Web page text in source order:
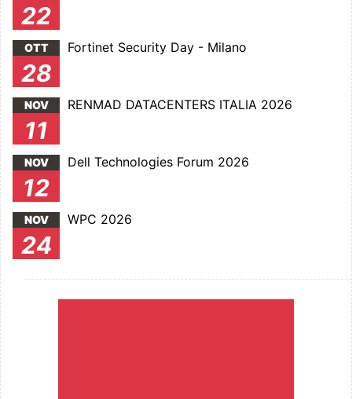
22
OTT
28
Fortinet Security Day - Milano
NOV
11
RENMAD DATACENTERS ITALIA 2026
NOV
12
Dell Technologies Forum 2026
NOV
24
WPC 2026